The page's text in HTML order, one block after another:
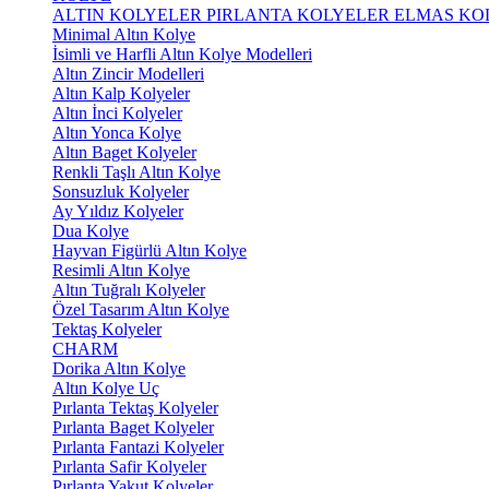
ALTIN KOLYELER PIRLANTA KOLYELER ELMAS
Minimal Altın Kolye
İsimli ve Harfli Altın Kolye Modelleri
Altın Zincir Modelleri
Altın Kalp Kolyeler
Altın İnci Kolyeler
Altın Yonca Kolye
Altın Baget Kolyeler
Renkli Taşlı Altın Kolye
Sonsuzluk Kolyeler
Ay Yıldız Kolyeler
Dua Kolye
Hayvan Figürlü Altın Kolye
Resimli Altın Kolye
Altın Tuğralı Kolyeler
Özel Tasarım Altın Kolye
Tektaş Kolyeler
CHARM
Dorika Altın Kolye
Altın Kolye Uç
Pırlanta Tektaş Kolyeler
Pırlanta Baget Kolyeler
Pırlanta Fantazi Kolyeler
Pırlanta Safir Kolyeler